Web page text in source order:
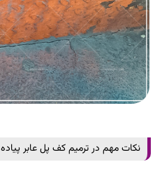
نکات مهم در ترمیم کف پل عابر پیاده